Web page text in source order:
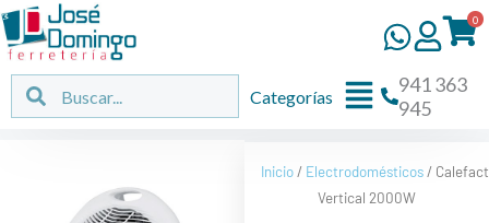
Ir
al
contenido
0
Buscar Buscar
Flyout
Categorías
941 363
945
Inicio / Electrodomésticos /
Vertical 2000W